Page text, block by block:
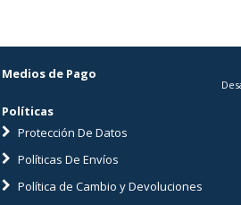
Medios de Pago
Políticas
Protección De Datos
Políticas De Envíos
Política de Cambio y Devoluciones